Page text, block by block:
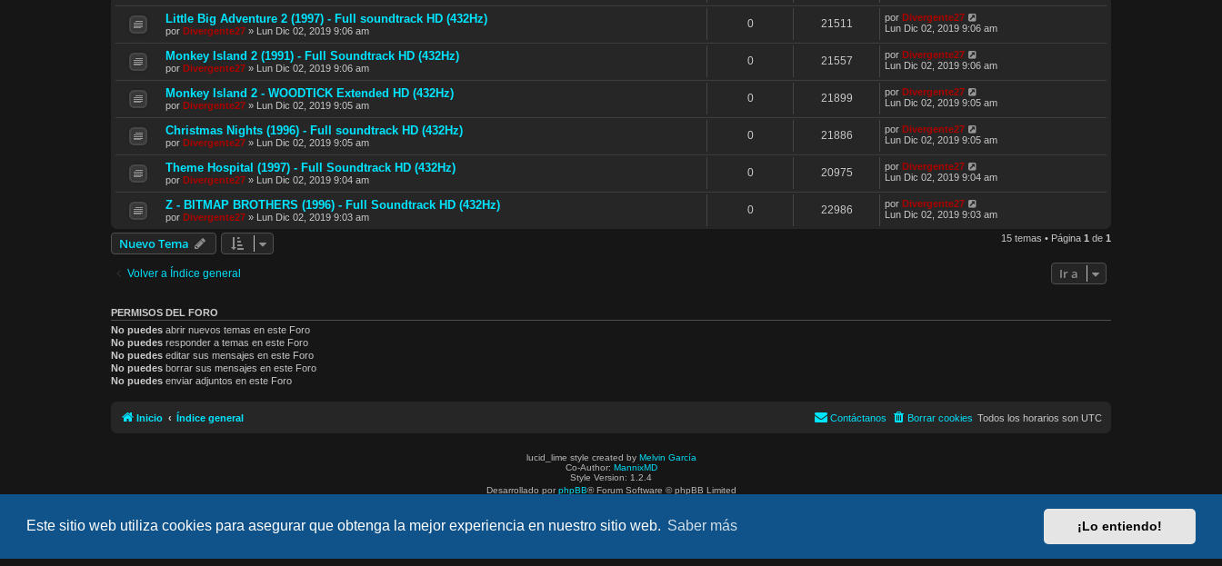
Este sitio web utiliza cookies para asegurar que obtenga la mejor experiencia en nuestro sitio web. Saber más ¡Lo entiendo!
Little Big Adventure 2 (1997) - Full soundtrack HD (432Hz)
por Divergente27 » Lun Dic 02, 2019 9:06 am
0 21511 por Divergente27
Lun Dic 02, 2019 9:06 am
Monkey Island 2 (1991) - Full Soundtrack HD (432Hz)
por Divergente27 » Lun Dic 02, 2019 9:06 am
0 21557 por Divergente27
Lun Dic 02, 2019 9:06 am
Monkey Island 2 - WOODTICK Extended HD (432Hz)
por Divergente27 » Lun Dic 02, 2019 9:05 am
0 21899 por Divergente27
Lun Dic 02, 2019 9:05 am
Christmas Nights (1996) - Full soundtrack HD (432Hz)
por Divergente27 » Lun Dic 02, 2019 9:05 am
0 21886 por Divergente27
Lun Dic 02, 2019 9:05 am
Theme Hospital (1997) - Full Soundtrack HD (432Hz)
por Divergente27 » Lun Dic 02, 2019 9:04 am
0 20975 por Divergente27
Lun Dic 02, 2019 9:04 am
Z - BITMAP BROTHERS (1996) - Full Soundtrack HD (432Hz)
por Divergente27 » Lun Dic 02, 2019 9:03 am
0 22986 por Divergente27
Lun Dic 02, 2019 9:03 am
Nuevo Tema 15 temas • Página 1 de 1
Volver a Índice general Ir a
PERMISOS DEL FORO
No puedes abrir nuevos temas en este Foro
No puedes responder a temas en este Foro
No puedes editar sus mensajes en este Foro
No puedes borrar sus mensajes en este Foro
No puedes enviar adjuntos en este Foro
Inicio Índice general Todos los horarios son UTC
Borrar cookies
Contáctanos
lucid_lime style created by Melvin García
Co-Author: MannixMD
Style Version: 1.2.4
Desarrollado por phpBB® Forum Software © phpBB Limited
Privacidad|Condiciones